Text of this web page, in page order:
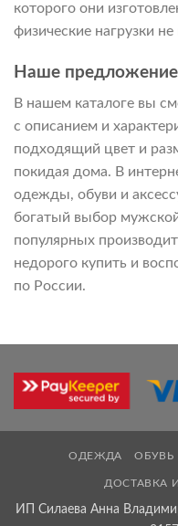
которого они
физические нагрузки
Наше предложение
В нашем каталоге вы
с описанием и
подходящий цвет и
покидая дома. В
одежды, обуви и
богатый выбор
популярных
недорого купить и
по России.
ОДЕЖДА ОБУВЬ
ДОСТАВКА
ИП Силаева Анна